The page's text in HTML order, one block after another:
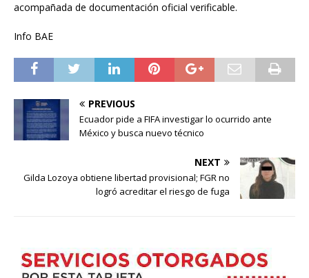
acompañada de documentación oficial verificable.
Info BAE
PREVIOUS
Ecuador pide a FIFA investigar lo ocurrido ante
México y busca nuevo técnico
NEXT
Gilda Lozoya obtiene libertad provisional; FGR no
logró acreditar el riesgo de fuga